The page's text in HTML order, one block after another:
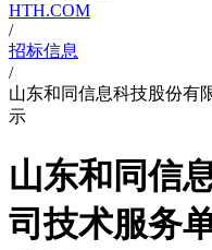
HTH.COM
/
招标信息
/
山东和同信息科技股份有
示
山东和同信
司技术服务